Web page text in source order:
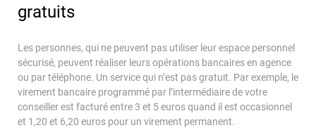
gratuits
Les personnes, qui ne peuvent pas utiliser leur espace personnel
sécurisé, peuvent réaliser leurs opérations bancaires en agence
ou par téléphone. Un service qui n’est pas gratuit. Par exemple, le
virement bancaire programmé par l’intermédiaire de votre
conseiller est facturé entre 3 et 5 euros quand il est occasionnel
et 1,20 et 6,20 euros pour un virement permanent.